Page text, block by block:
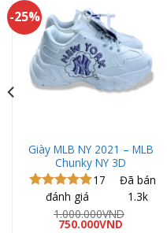
-25%
Giày MLB NY 2021 – MLB
Chunky NY 3D
Được xếp
hạng 5.00
17
đánh giá
Đã bán
1.3k
1.000.000VND
Giá
750.000VND